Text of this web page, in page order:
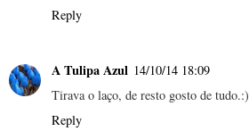
Reply
A Tulipa Azul 14/10/14 18:09
Tirava o laço, de resto gosto de tudo.:)
Reply